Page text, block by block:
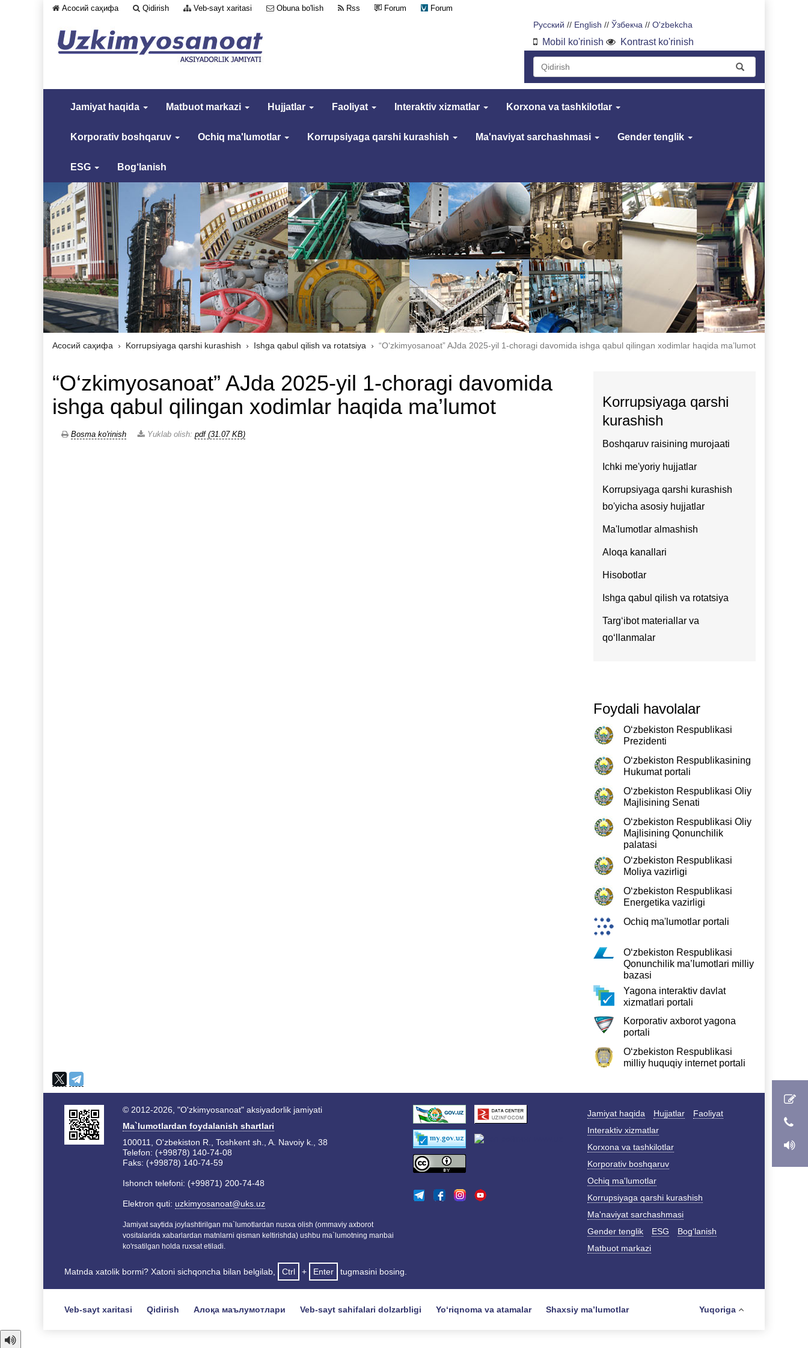
Асосий саҳифа Qidirish Veb-sayt xaritasi Obuna bo'lish Rss Forum
Forum
Русский // English // Ўзбекча // O'zbekcha
Mobil ko'rinish Kontrast ko'rinish
Jamiyat haqida Matbuot markazi Hujjatlar Faoliyat Interaktiv xizmatlar Korxona va tashkilotlar
Korporativ boshqaruv Ochiq ma'lumotlar Korrupsiyaga qarshi kurashish Ma'naviyat sarchashmasi Gender tenglik
ESG Bog‘lanish
Асосий саҳифа Korrupsiyaga qarshi kurashish Ishga qabul qilish va rotatsiya “O‘zkimyosanoat” AJda 2025-yil 1-choragi davomida ishga qabul qilingan xodimlar haqida ma’lumot
“O‘zkimyosanoat” AJda 2025-yil 1-choragi davomida
ishga qabul qilingan xodimlar haqida ma’lumot
Bosma ko'rinish Yuklab olish: pdf (31.07 KB)
Korrupsiyaga qarshi
kurashish
Boshqaruv raisining murojaati
Ichki me'yoriy hujjatlar
Korrupsiyaga qarshi kurashish
bo'yicha asosiy hujjatlar
Ma'lumotlar almashish
Aloqa kanallari
Hisobotlar
Ishga qabul qilish va rotatsiya
Targʻibot materiallar va
qoʻllanmalar
Foydali havolalar
O‘zbekiston Respublikasi
Prezidenti
O‘zbekiston Respublikasining
Hukumat portali
O‘zbekiston Respublikasi Oliy
Majlisining Senati
O‘zbekiston Respublikasi Oliy
Majlisining Qonunchilik
palatasi
O‘zbekiston Respublikasi
Moliya vazirligi
O‘zbekiston Respublikasi
Energetika vazirligi
Ochiq ma'lumotlar portali
O‘zbekiston Respublikasi
Qonunchilik ma’lumotlari milliy
bazasi
Yagona interaktiv davlat
xizmatlari portali
Korporativ axborot yagona
portali
O‘zbekiston Respublikasi
milliy huquqiy internet portali
© 2012-2026, "O'zkimyosanoat" aksiyadorlik jamiyati
Ma`lumotlardan foydalanish shartlari
100011, O'zbekiston R., Toshkent sh., A. Navoiy k., 38
Telefon: (+99878) 140-74-08
Faks: (+99878) 140-74-59
Ishonch telefoni: (+99871) 200-74-48
Elektron quti: uzkimyosanoat@uks.uz
Jamiyat saytida joylashtirilgan ma`lumotlardan nusxa olish (ommaviy axborot
vositalarida xabarlardan matnlarni qisman keltirishda) ushbu ma`lumotning manbai
ko'rsatilgan holda ruxsat etiladi.
Jamiyat haqida Hujjatlar
Faoliyat
Interaktiv xizmatlar
Korxona va tashkilotlar
Korporativ boshqaruv
Ochiq ma'lumotlar
Korrupsiyaga qarshi kurashish
Ma'naviyat sarchashmasi
Gender tenglik
ESG
Bog‘lanish
Matbuot markazi
Matnda xatolik bormi? Xatoni sichqoncha bilan belgilab, Ctrl + Enter tugmasini bosing.
Veb-sayt xaritasi Qidirish Алоқа маълумотлари Veb-sayt sahifalari dolzarbligi Yo‘riqnoma va atamalar Shaxsiy maʼlumotlar Yuqoriga